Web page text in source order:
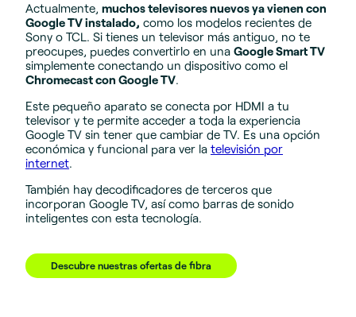
Actualmente, muchos televisores nuevos ya vienen con
Google TV instalado, como los modelos recientes de
Sony o TCL. Si tienes un televisor más antiguo, no te
preocupes, puedes convertirlo en una Google Smart TV
simplemente conectando un dispositivo como el
Chromecast con Google TV.
Este pequeño aparato se conecta por HDMI a tu
televisor y te permite acceder a toda la experiencia
Google TV sin tener que cambiar de TV. Es una opción
económica y funcional para ver la televisión por
internet.
También hay decodificadores de terceros que
incorporan Google TV, así como barras de sonido
inteligentes con esta tecnología.
Descubre nuestras ofertas de fibra